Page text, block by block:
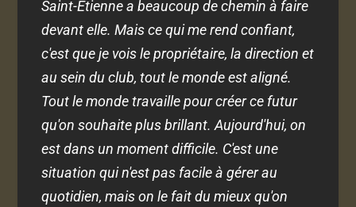
Saint-Etienne a beaucoup de chemin à faire
devant elle. Mais ce qui me rend confiant,
c'est que je vois le propriétaire, la direction et
au sein du club, tout le monde est aligné.
Tout le monde travaille pour créer ce futur
qu'on souhaite plus brillant. Aujourd'hui, on
est dans un moment difficile. C'est une
situation qui n'est pas facile à gérer au
quotidien, mais on le fait du mieux qu'on